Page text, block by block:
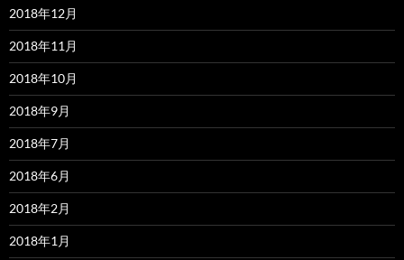
2018年12月
2018年11月
2018年10月
2018年9月
2018年7月
2018年6月
2018年2月
2018年1月